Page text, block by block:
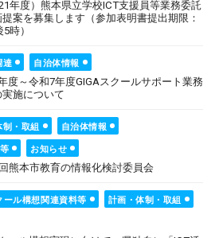
年度）熊本県立学校ICT支援員等業務委託
案を募集します（参加表明書提出期限：
時）
達
自治体情報
度～令和7年度GIGAスクールサポート業務
施について
・取組
自治体情報
お知らせ
熊本市教育の情報化検討委員会
ール構想関連資料等
計画・体制・取組